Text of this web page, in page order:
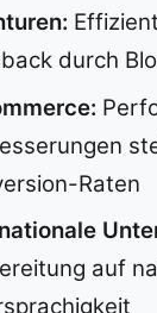
durch
Raten
auf